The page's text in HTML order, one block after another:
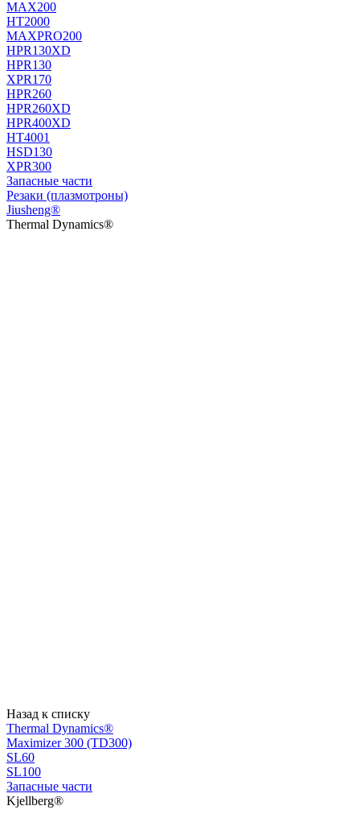
MAX200
HT2000
MAXPRO200
HPR130XD
HPR130
XPR170
HPR260
HPR260XD
HPR400XD
HT4001
HSD130
XPR300
Запасные части
Резаки (плазмотроны)
Jiusheng®
Thermal Dynamics®
Назад к списку
Thermal Dynamics®
Maximizer 300 (TD300)
SL60
SL100
Запасные части
Kjellberg®